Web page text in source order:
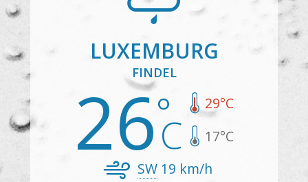
LUXEMBURG
FINDEL
26 29°C
17°C
SW19 km/h